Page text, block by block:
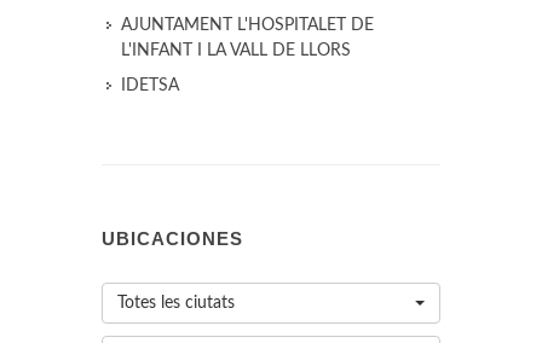
AJUNTAMENT L'HOSPITALET DE
L'INFANT I LA VALL DE LLORS
IDETSA
UBICACIONES
Totes les ciutats